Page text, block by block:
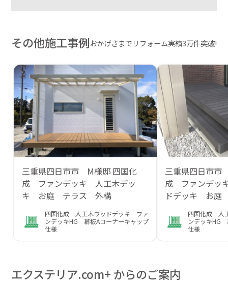
その他施工事例おかげさまでリフォーム実績3万件突破!
三重県四日市市 M様邸 四国化
成 ファンデッキ 人工木デッ
キ お庭 テラス 外構
四国化成 人工木ウッドデッキ ファ
ンデッキHG 幕板Aコーナーキャップ
仕様
三重県四日市
成 ファンデッ
ドデッキ お庭
四国化成 人
ンデッキHG
仕様
エクステリア.com+ からのご案内